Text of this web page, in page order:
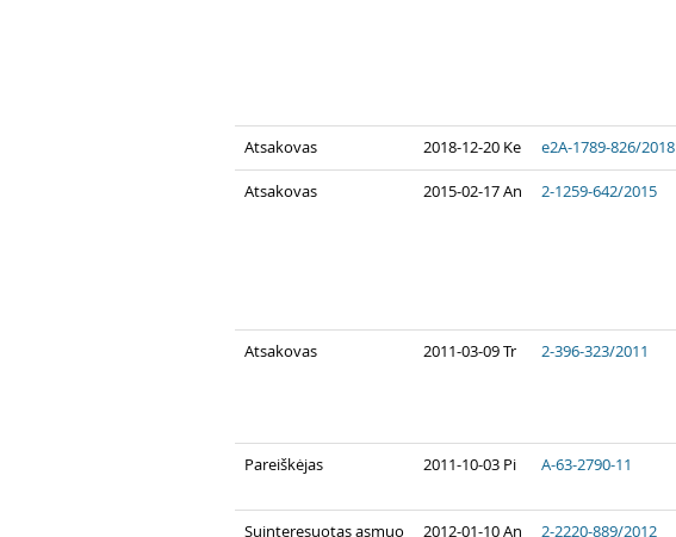
Atsakovas 2018-12-20 Ke e2A-1789-826/2018
Atsakovas 2015-02-17 An 2-1259-642/2015
Atsakovas 2011-03-09 Tr 2-396-323/2011
Pareiškėjas 2011-10-03 Pi A-63-2790-11
Suinteresuotas asmuo 2012-01-10 An 2-2220-889/2012